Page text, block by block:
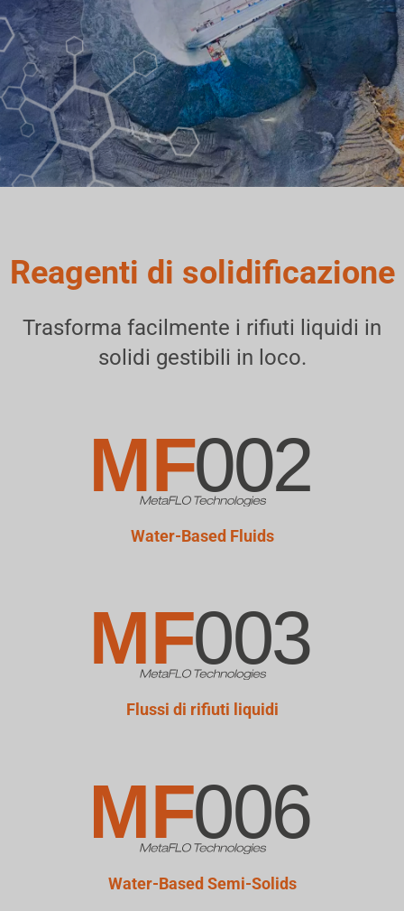
Reagenti di solidificazione
Trasforma facilmente i rifiuti liquidi in
solidi gestibili in loco.
Water-Based Fluids
Flussi di rifiuti liquidi
Water-Based Semi-Solids